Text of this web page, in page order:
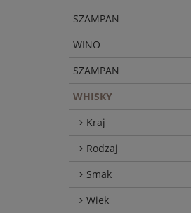
SZAMPAN
WINO
SZAMPAN
WHISKY
Kraj
Rodzaj
Smak
Wiek